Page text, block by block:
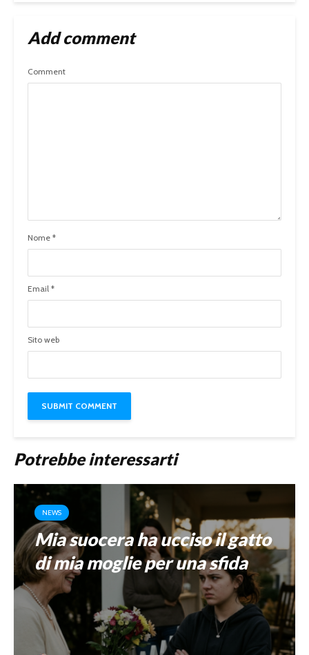
Add comment
Comment
Nome *
Email *
Sito web
Potrebbe interessarti
NEWS
Mia suocera ha ucciso il gatto
di mia moglie per una sfida